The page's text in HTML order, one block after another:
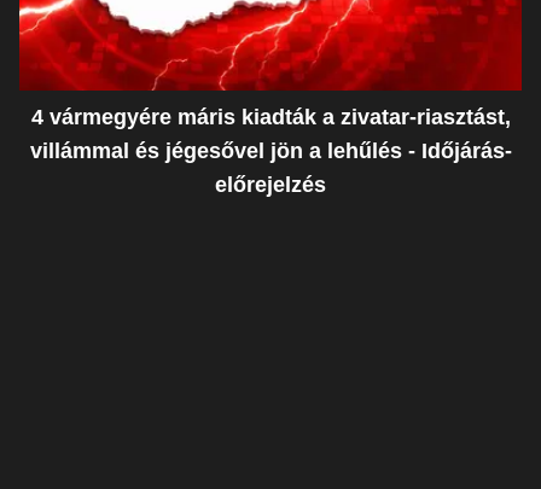
4 vármegyére máris kiadták a zivatar-riasztást,
villámmal és jégesővel jön a lehűlés - Időjárás-
előrejelzés